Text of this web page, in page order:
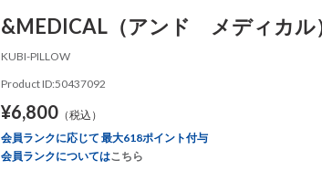
&MEDICAL（アンド メディカ
KUBI-PILLOW
Product ID:50437092
¥6,800（税込）
会員ランクに応じて 最大618ポイント付与
会員ランクについてはこちら